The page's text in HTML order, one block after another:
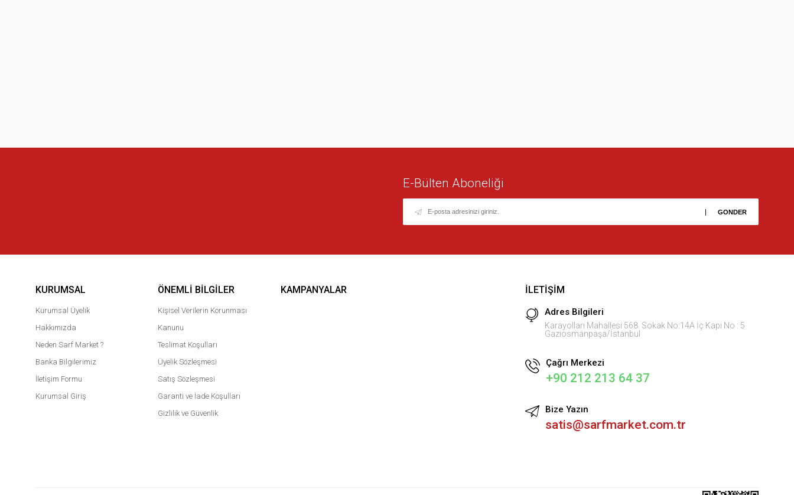
E-Bülten Aboneliği
KURUMSAL
Kurumsal Üyelik
Hakkımızda
Neden Sarf Market ?
Banka Bilgilerimiz
İletişim Formu
Kurumsal Giriş
ÖNEMLI BILGILER
Kişisel Verilerin Korunması
Kanunu
Teslimat Koşulları
Üyelik Sözleşmesi
Satış Sözleşmesi
Garanti ve İade Koşulları
Gizlilik ve Güvenlik
KAMPANYALAR İLETIŞIM
Adres Bilgileri
Karayolları Mahallesi 568. Sokak No:14A İç Kapı No : 5
Gaziosmanpaşa/İstanbul
Çağrı Merkezi
+90 212 213 64 37
Bize Yazın
satis@sarfmarket.com.tr